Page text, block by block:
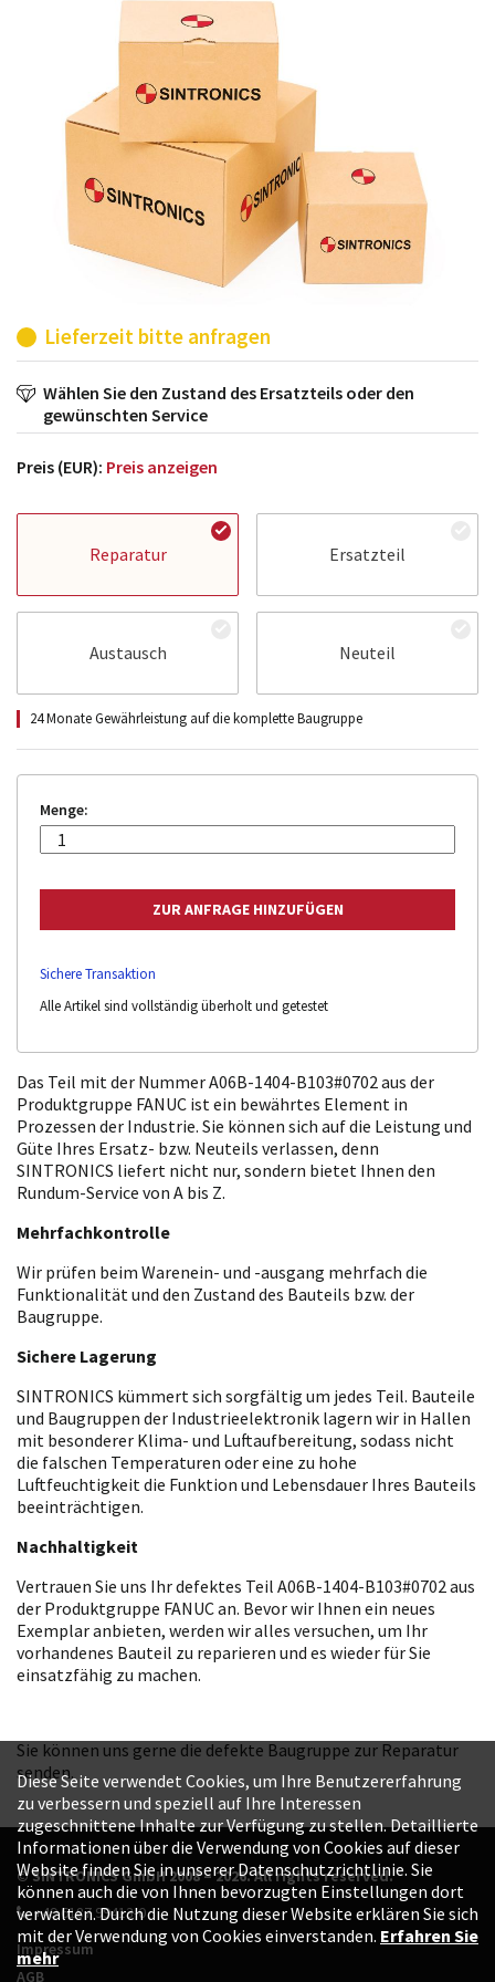
möglich. SINTRONICS ist dann ihr Partner, der
entweder die alten Baugruppen technisch hochwertig
repariert oder ihnen die abgekündigten Baugruppen
aus dem eigenen Lager ersetzt.
Lieferzeit bitte anfragen
Wählen Sie den Zustand des Ersatzteils oder den
gewünschten Service
Preis (EUR): Preis anzeigen
Reparatur Ersatzteil
Austausch Neuteil
24 Monate Gewährleistung auf die komplette Baugruppe
Menge:
Sichere Transaktion
Alle Artikel sind vollständig überholt und getestet
Das Teil mit der Nummer A06B-1404-B103#0702 aus der
Produktgruppe FANUC ist ein bewährtes Element in
Prozessen der Industrie. Sie können sich auf die Leistung und
Güte Ihres Ersatz- bzw. Neuteils verlassen, denn
SINTRONICS liefert nicht nur, sondern bietet Ihnen den
Rundum-Service von A bis Z.
Mehrfachkontrolle
Wir prüfen beim Warenein- und -ausgang mehrfach die
Funktionalität und den Zustand des Bauteils bzw. der
Baugruppe.
Sichere Lagerung
SINTRONICS kümmert sich sorgfältig um jedes Teil. Bauteile
und Baugruppen der Industrieelektronik lagern wir in Hallen
mit besonderer Klima- und Luftaufbereitung, sodass nicht
die falschen Temperaturen oder eine zu hohe
Luftfeuchtigkeit die Funktion und Lebensdauer Ihres Bauteils
beeinträchtigen.
Nachhaltigkeit
Vertrauen Sie uns Ihr defektes Teil A06B-1404-B103#0702 aus
der Produktgruppe FANUC an. Bevor wir Ihnen ein neues
Exemplar anbieten, werden wir alles versuchen, um Ihr
vorhandenes Bauteil zu reparieren und es wieder für Sie
einsatzfähig zu machen.
Sie können uns gerne die defekte Baugruppe zur Reparatur
senden.
© SINTRONICS GmbH 2008 – 2026. All rights reserved.
+49 6187 99413-0
Impressum
AGB
Diese Seite verwendet Cookies, um Ihre Benutzererfahrung
zu verbessern und speziell auf Ihre Interessen
zugeschnittene Inhalte zur Verfügung zu stellen. Detaillierte
Informationen über die Verwendung von Cookies auf dieser
Website finden Sie in unserer Datenschutzrichtlinie. Sie
können auch die von Ihnen bevorzugten Einstellungen dort
verwalten. Durch die Nutzung dieser Website erklären Sie sich
mit der Verwendung von Cookies einverstanden. Erfahren Sie
mehr